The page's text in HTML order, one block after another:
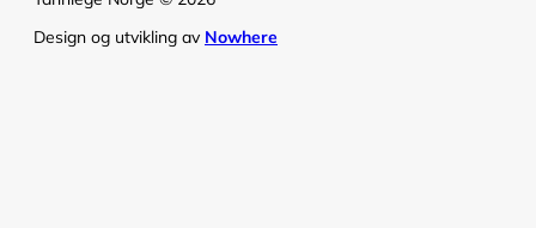
Design og utvikling av Nowhere